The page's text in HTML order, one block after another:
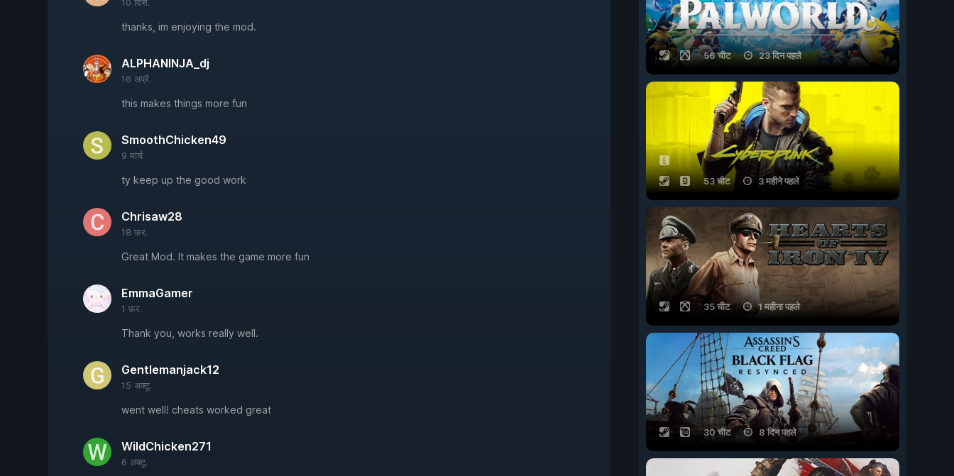
10 दिस.
thanks, im enjoying the mod.
ALPHANINJA_dj
16 अप्रै.
this makes things more fun
SmoothChicken49
9 मार्च
ty keep up the good work
Chrisaw28
18 फ़र.
Great Mod. It makes the game more fun
EmmaGamer
1 फ़र.
Thank you, works really well.
Gentlemanjack12
15 अक्टू.
went well! cheats worked great
WildChicken271
6 अक्टू.
56 चीट 23 दिन पहले
53 चीट 3 महीने पहले
35 चीट 1 महीना पहले
30 चीट 8 दिन पहले